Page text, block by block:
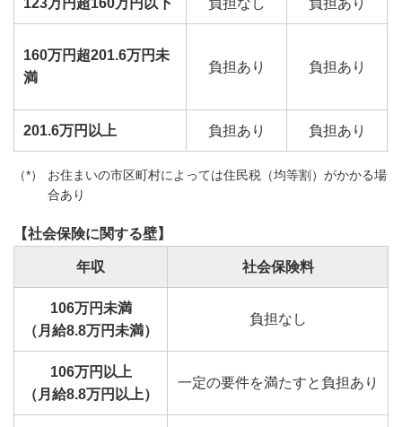
123万円超160万円以下 負担なし 負担あり
160万円超201.6万円未
満
負担あり 負担あり
201.6万円以上 負担あり 負担あり
お住まいの市区町村によっては住民税（均等割）がかかる場
合あり
【社会保険に関する壁】
年収 社会保険料
106万円未満
（月給8.8万円未満）
負担なし
106万円以上
（月給8.8万円以上）
一定の要件を満たすと負担あり